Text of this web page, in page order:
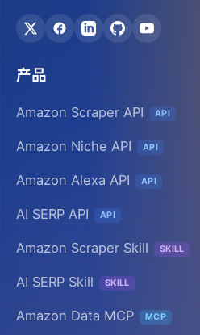
产品
Amazon Scraper API API
Amazon Niche API API
Amazon Alexa API API
AI SERP API API
Amazon Scraper Skill SKILL
AI SERP Skill SKILL
Amazon Data MCP MCP